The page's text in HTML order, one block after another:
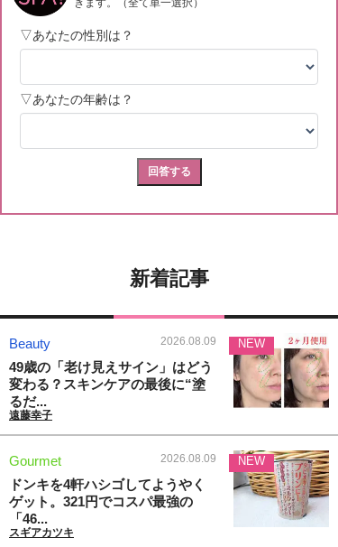
新着記事
Beauty 2026.08.09
49歳の「老け見えサイン」はどう
変わる？スキンケアの最後に“塗
るだ...
遠藤幸子
NEW
Gourmet 2026.08.09
ドンキを4軒ハシゴしてようやく
ゲット。321円でコスパ最強の
「46...
スギアカツキ
NEW